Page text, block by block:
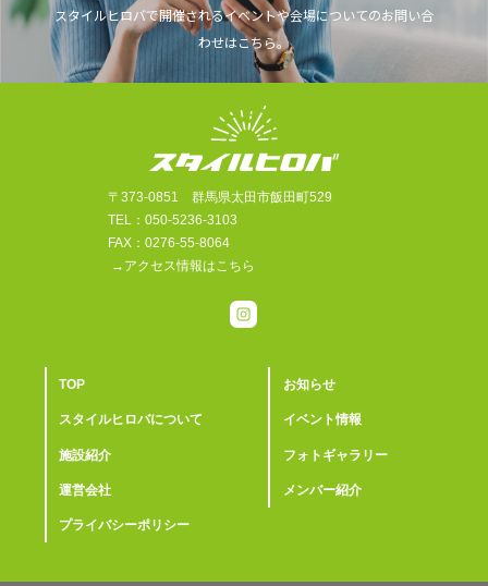
スタイルヒロバで開催されるイベントや会場についてのお問い合
わせはこちら。
〒373-0851 群馬県太田市飯田町529
TEL：050-5236-3103
FAX：0276-55-8064
→アクセス情報はこちら
TOP お知らせ
スタイルヒロバについて イベント情報
施設紹介 フォトギャラリー
運営会社 メンバー紹介
プライバシーポリシー